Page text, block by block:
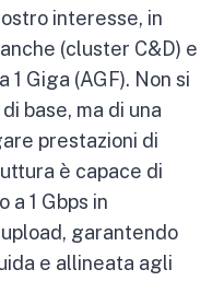
interesse, in
(cluster C&D) e
Giga (AGF). Non si
base, ma di una
prestazioni di
è capace di
1 Gbps in
garantendo
e allineata agli